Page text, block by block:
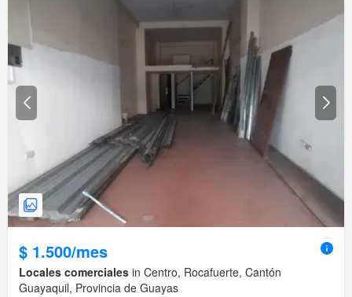
$ 1.500/mes
Locales comerciales in Centro, Rocafuerte, Cantón
Guayaquil, Provincia de Guayas